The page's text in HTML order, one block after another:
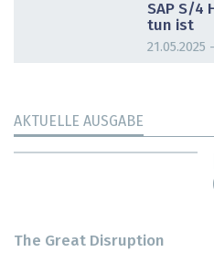
SAP S/4
tun ist
21.05.2025
AKTUELLE AUSGABE
The Great Disruption